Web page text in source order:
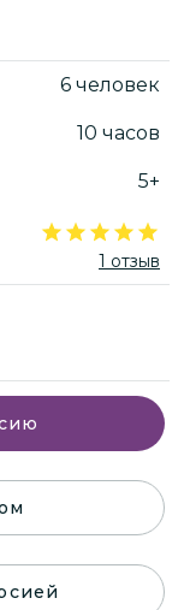
6 человек
10 часов
5+
1 отзыв